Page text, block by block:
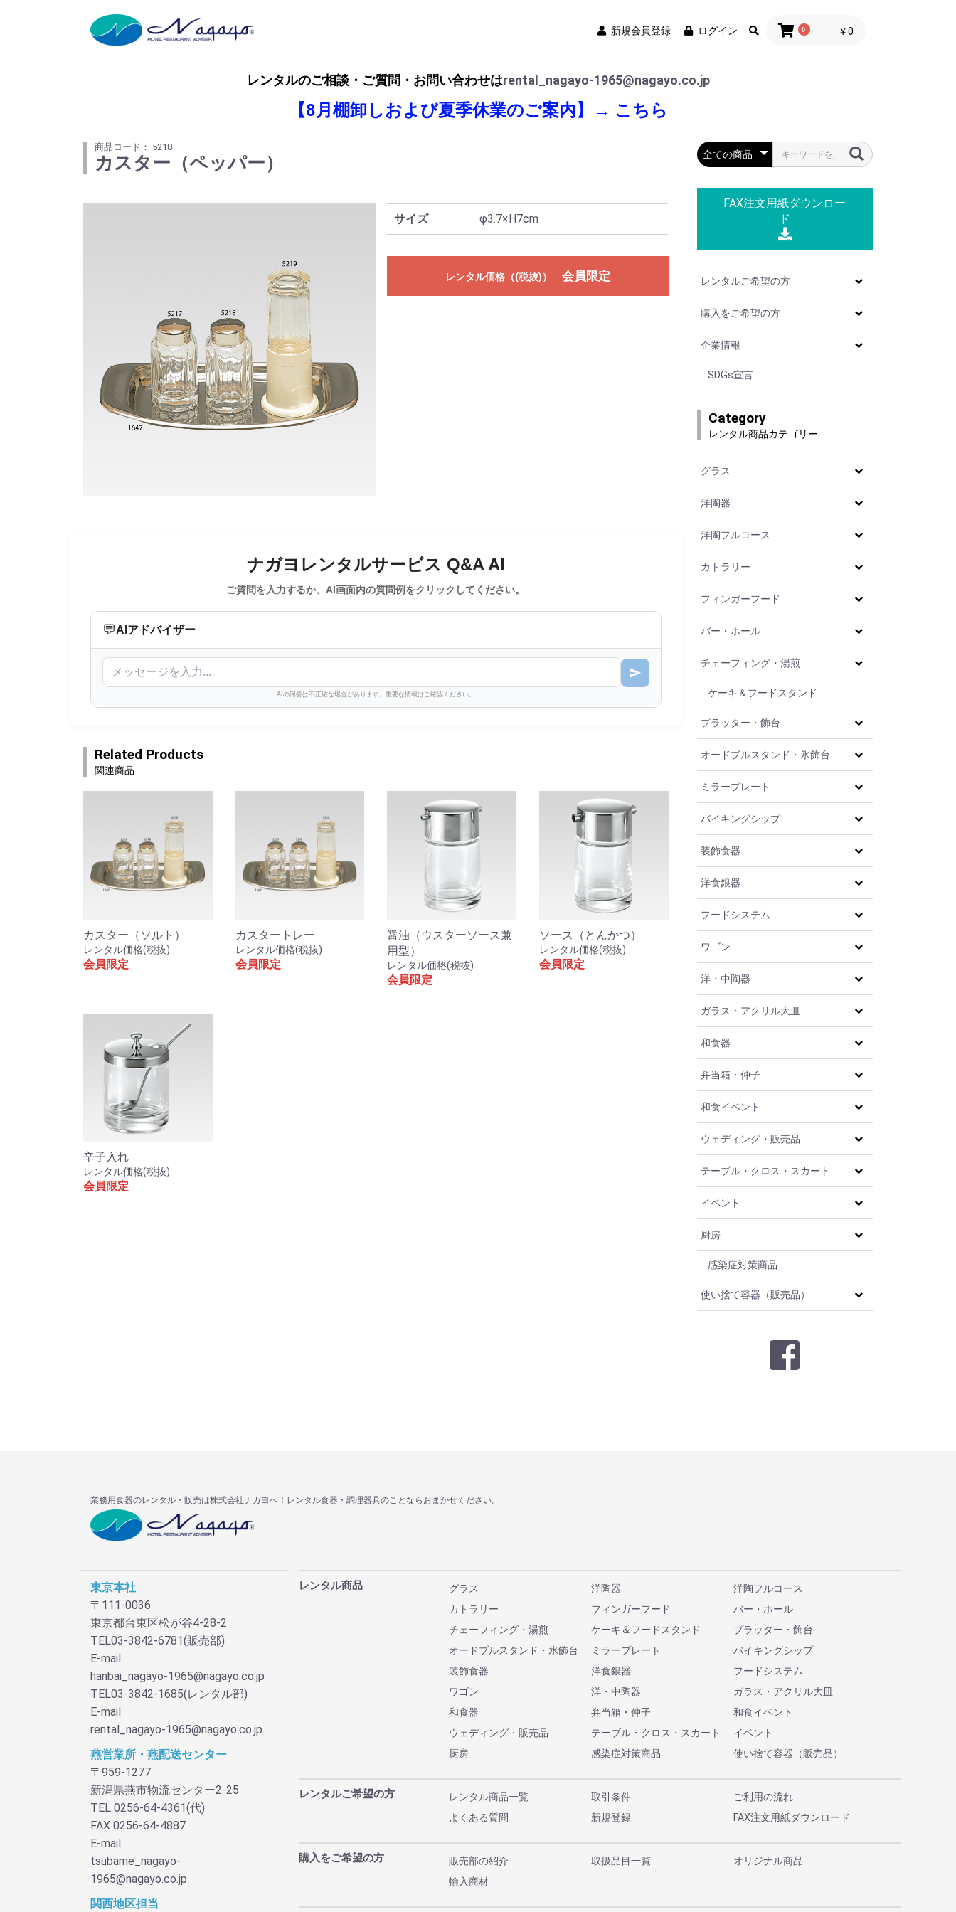
新規会員登録 ログイン 0 ￥0
レンタルのご相談・ご質問・お問い合わせはrental_nagayo-1965@nagayo.co.jp
【8月棚卸しおよび夏季休業のご案内】→ こちら
商品コード： 5218
カスター（ペッパー）
サイズ φ3.7×H7cm
レンタル価格（(税抜)） 会員限定
ナガヨレンタルサービス Q&A AI
ご質問を入力するか、AI画面内の質問例をクリックしてください。
💬AIアドバイザー
AIの回答は不正確な場合があります。重要な情報はご確認ください。
Related Products
関連商品
カスター（ソルト）
レンタル価格(税抜)
会員限定
カスタートレー
レンタル価格(税抜)
会員限定
醤油（ウスターソース兼
用型）
レンタル価格(税抜)
会員限定
ソース（とんかつ）
レンタル価格(税抜)
会員限定
辛子入れ
レンタル価格(税抜)
会員限定
FAX注文用紙ダウンロー
ド
レンタルご希望の方
購入をご希望の方
企業情報
SDGs宣言
Category
レンタル商品カテゴリー
グラス
洋陶器
洋陶フルコース
カトラリー
フィンガーフード
バー・ホール
チェーフィング・湯煎
ケーキ＆フードスタンド
プラッター・飾台
オードブルスタンド・氷飾台
ミラープレート
バイキングシップ
装飾食器
洋食銀器
フードシステム
ワゴン
洋・中陶器
ガラス・アクリル大皿
和食器
弁当箱・仲子
和食イベント
ウェディング・販売品
テーブル・クロス・スカート
イベント
厨房
感染症対策商品
使い捨て容器（販売品）
業務用食器のレンタル・販売は株式会社ナガヨへ！レンタル食器・調理器具のことならおまかせください。
東京本社
〒111-0036
東京都台東区松が谷4-28-2
TEL03-3842-6781(販売部)
E-mail
hanbai_nagayo-1965@nagayo.co.jp
TEL03-3842-1685(レンタル部)
E-mail
rental_nagayo-1965@nagayo.co.jp
燕営業所・燕配送センター
〒959-1277
新潟県燕市物流センター2-25
TEL 0256-64-4361(代)
FAX 0256-64-4887
E-mail
tsubame_nagayo-
1965@nagayo.co.jp
関西地区担当
レンタル商品 グラス 洋陶器
洋陶フルコース
カトラリー
フィンガーフード
バー・ホール
チェーフィング・湯煎
ケーキ＆フードスタンド
プラッター・飾台
オードブルスタンド・氷飾台
ミラープレート
バイキングシップ
装飾食器
洋食銀器
フードシステム
ワゴン
洋・中陶器
ガラス・アクリル大皿
和食器
弁当箱・仲子
和食イベント
ウェディング・販売品
テーブル・クロス・スカート
イベント
厨房
感染症対策商品 使い捨て容器（販売品）
レンタルご希望の方 レンタル商品一覧 取引条件
ご利用の流れ
よくある質問
新規登録 FAX注文用紙ダウンロード
購入をご希望の方 販売部の紹介 取扱品目一覧
オリジナル商品
輸入商材